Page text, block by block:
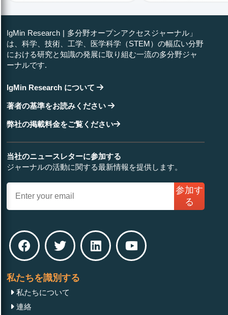
IgMin Research | 多分野オープンアクセスジャーナル」
は、科学、技術、工学、医学科学（STEM）の幅広い分野
における研究と知識の発展に取り組む一流の多分野ジャ
ーナルです.
IgMin Research について
著者の基準をお読みください
弊社の掲載料金をご覧ください
当社のニュースレターに参加する
ジャーナルの活動に関する最新情報を提供します。
参加す
る
私たちを識別する
私たちについて
連絡